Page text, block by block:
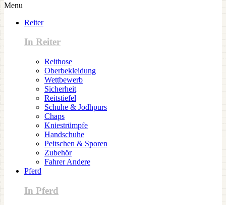
Menu
Reiter
In Reiter
Reithose
Oberbekleidung
Wettbewerb
Sicherheit
Reitstiefel
Schuhe & Jodhpurs
Chaps
Kniestrümpfe
Handschuhe
Peitschen & Sporen
Zubehör
Fahrer Andere
Pferd
In Pferd